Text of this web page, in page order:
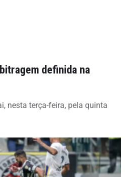
definida na
nesta terça-feira, pela quinta